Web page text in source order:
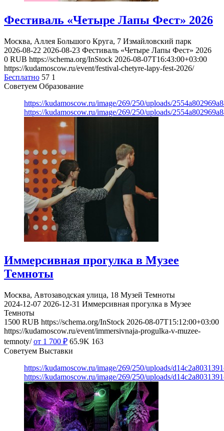
Фестиваль «Четыре Лапы Фест» 2026
Москва, Аллея Большого Круга, 7 Измайловский парк
2026-08-22 2026-08-23 Фестиваль «Четыре Лапы Фест» 2026
0 RUB https://schema.org/InStock 2026-08-07T16:43:00+03:00
https://kudamoscow.ru/event/festival-chetyre-lapy-fest-2026/
Бесплатно 57 1
Советуем Образование
https://kudamoscow.ru/image/269/250/uploads/
https://kudamoscow.ru/image/269/250/uploads/
Иммерсивная прогулка в Музее
Темноты
Москва, Автозаводская улица, 18 Музей Темноты
2024-12-07 2026-12-31 Иммерсивная прогулка в Музее
Темноты
1500 RUB https://schema.org/InStock 2026-08-07T15:12:00+03:00
https://kudamoscow.ru/event/immersivnaja-progulka-v-muzee-
temnoty/ от 1 700 ₽ 65.9K 163
Советуем Выставки
https://kudamoscow.ru/image/269/250/uploads/
https://kudamoscow.ru/image/269/250/uploads/